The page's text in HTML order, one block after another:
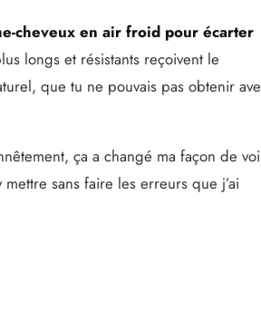
cheveux en air froid pour écarter
longs et résistants reçoivent le
que tu ne pouvais pas obtenir
ça a changé ma façon de
sans faire les erreurs que j’ai